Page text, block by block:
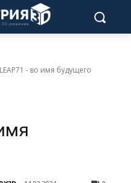
LEAP71 - во имя будущего